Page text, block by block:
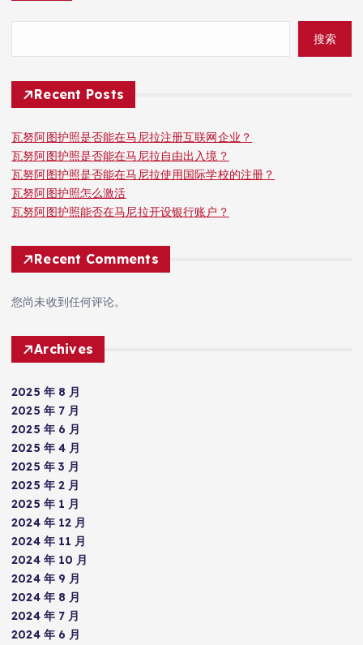
搜索
Recent Posts
瓦努阿图护照是否能在马尼拉注册互联网企业？
瓦努阿图护照是否能在马尼拉自由出入境？
瓦努阿图护照是否能在马尼拉使用国际学校的注册？
瓦努阿图护照怎么激活
瓦努阿图护照能否在马尼拉开设银行账户？
Recent Comments
您尚未收到任何评论。
Archives
2025 年 8 月
2025 年 7 月
2025 年 6 月
2025 年 4 月
2025 年 3 月
2025 年 2 月
2025 年 1 月
2024 年 12 月
2024 年 11 月
2024 年 10 月
2024 年 9 月
2024 年 8 月
2024 年 7 月
2024 年 6 月